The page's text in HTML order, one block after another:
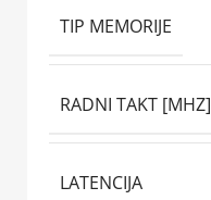
TIP MEMORIJE
RADNI TAKT [MHZ]
LATENCIJA